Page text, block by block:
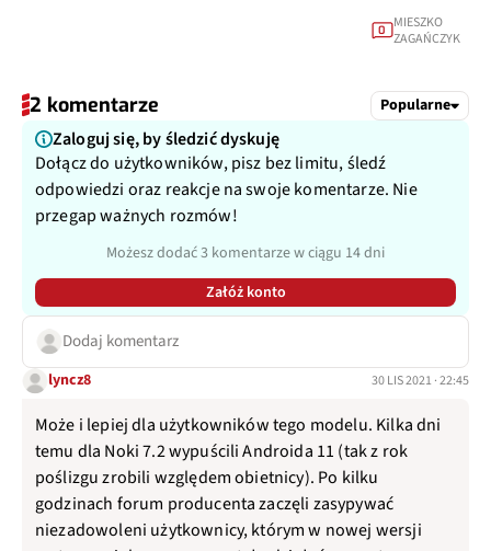
0 MIESZKO
ZAGAŃCZYK
2 komentarze Popularne
Zaloguj się, by śledzić dyskuję
Dołącz do użytkowników, pisz bez limitu, śledź
odpowiedzi oraz reakcje na swoje komentarze. Nie
przegap ważnych rozmów!
Możesz dodać 3 komentarze w ciągu 14 dni
Załóż konto
Dodaj komentarz
lyncz8 30 LIS 2021 · 22:45
Może i lepiej dla użytkowników tego modelu. Kilka dni
temu dla Noki 7.2 wypuścili Androida 11 (tak z rok
poślizgu zrobili względem obietnicy). Po kilku
godzinach forum producenta zaczęli zasypywać
niezadowoleni użytkownicy, którym w nowej wersji